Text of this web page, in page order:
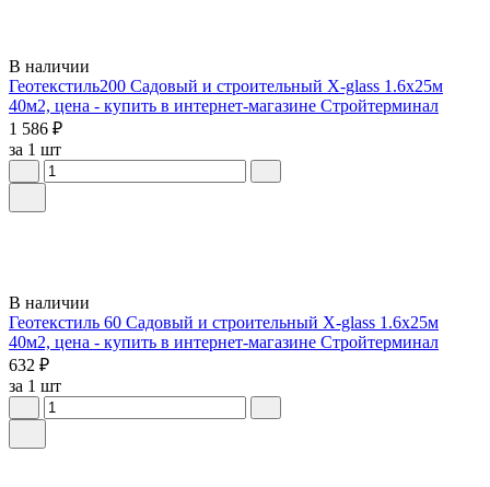
В наличии
Геотекстиль200 Садовый и строительный X-glass 1.6х25м
40м2, цена - купить в интернет-магазине Стройтерминал
1 586 ₽
за 1 шт
В наличии
Геотекстиль 60 Садовый и строительный X-glass 1.6х25м
40м2, цена - купить в интернет-магазине Стройтерминал
632 ₽
за 1 шт